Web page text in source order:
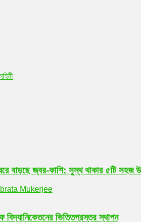
বাড়ছে জ্বর-কাশি: সুস্থ থাকার ৫টি সহজ
Mukerjee
বিদ্যানিকেতনের ভিত্তিপ্রস্তর স্থাপন